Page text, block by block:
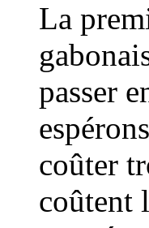
La
passer
coûter
coûtent